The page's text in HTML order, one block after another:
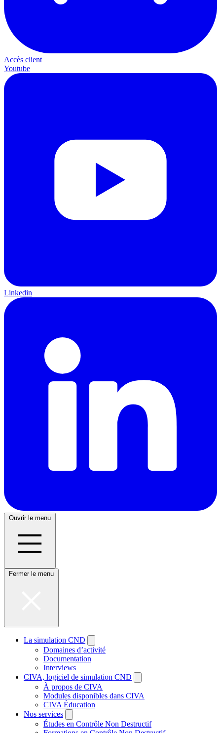
Accès client
Youtube
Linkedin
Ouvrir le menu
Fermer le menu
La simulation CND
Domaines d’activité
Documentation
Interviews
CIVA, logiciel de simulation CND
À propos de CIVA
Modules disponibles dans CIVA
CIVA Éducation
Nos services
Études en Contrôle Non Destructif